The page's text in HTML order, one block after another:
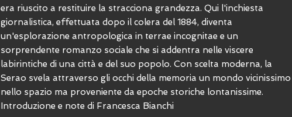
era riuscito a restituire la stracciona grandezza. Qui l'inchiesta
giornalistica, effettuata dopo il colera del 1884, diventa
un'esplorazione antropologica in terrae incognitae e un
sorprendente romanzo sociale che si addentra nelle viscere
labirintiche di una città e del suo popolo. Con scelta moderna, la
Serao svela attraverso gli occhi della memoria un mondo vicinissimo
nello spazio ma proveniente da epoche storiche lontanissime.
Introduzione e note di Francesca Bianchi